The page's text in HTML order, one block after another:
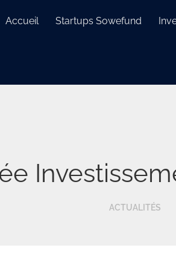
Accueil Startups Sowefund
ACTUALITÉS